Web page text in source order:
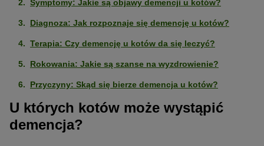
Symptomy: Jakie są objawy demencji u kotów?
Diagnoza: Jak rozpoznaje się demencję u kotów?
Terapia: Czy demencję u kotów da się leczyć?
Rokowania: Jakie są szanse na wyzdrowienie?
Przyczyny: Skąd się bierze demencja u kotów?
U których kotów może wystąpić
demencja?